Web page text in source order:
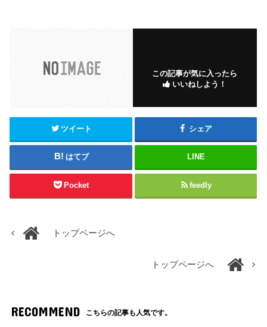
この記事が気に入ったら
いいねしよう！
ツイート シェア
はてブ LINE
Pocket feedly
トップページへ
トップページへ
RECOMMEND こちらの記事も人気です。